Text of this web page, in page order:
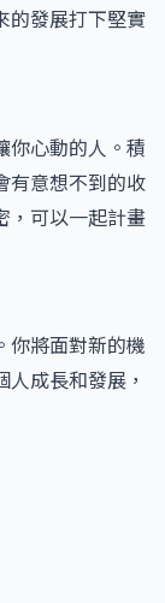
的發展打下堅實
你心動的人。積
有意想不到的收
，可以一起計畫
你將面對新的機
成長和發展，